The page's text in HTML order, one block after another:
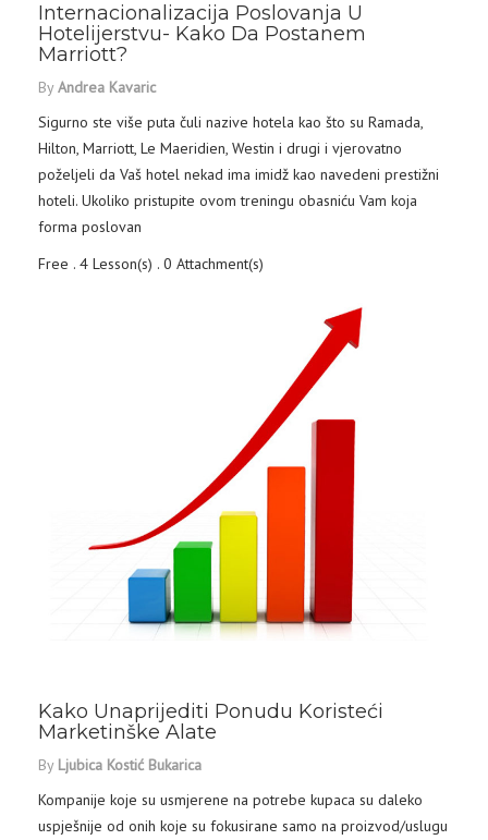
Internacionalizacija Poslovanja U
Hotelijerstvu- Kako Da Postanem
Marriott?
By Andrea Kavaric
Sigurno ste više puta čuli nazive hotela kao što su Ramada,
Hilton, Marriott, Le Maeridien, Westin i drugi i vjerovatno
poželjeli da Vaš hotel nekad ima imidž kao navedeni prestižni
hoteli. Ukoliko pristupite ovom treningu obasniću Vam koja
forma poslovan
Free . 4 Lesson(s) . 0 Attachment(s)
Kako Unaprijediti Ponudu Koristeći
Marketinške Alate
By Ljubica Kostić Bukarica
Kompanije koje su usmjerene na potrebe kupaca su daleko
uspješnije od onih koje su fokusirane samo na proizvod/uslugu